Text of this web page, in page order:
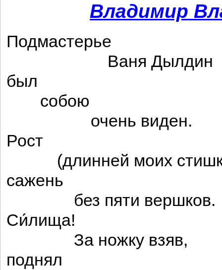
Владимир
Подмастерье
Ваня Дылдин
был
собою
очень виден.
Рост
(длинней моих
сажень
без пяти вершков.
Си́лища!
За ножку взяв,
поднял